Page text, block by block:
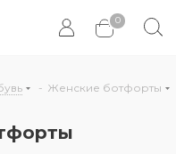
0
- Женские ботфорты